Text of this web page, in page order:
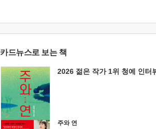
카드뉴스로 보는 책
2026 젊은 작가 1위 청예 인터
주와 연